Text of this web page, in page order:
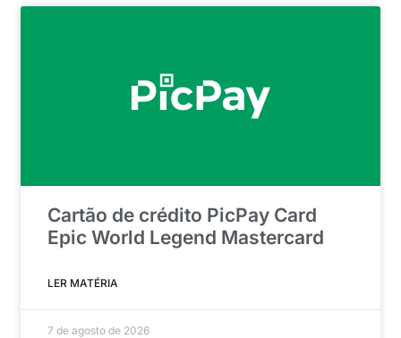
Cartão de crédito PicPay Card
Epic World Legend Mastercard
LER MATÉRIA
7 de agosto de 2026